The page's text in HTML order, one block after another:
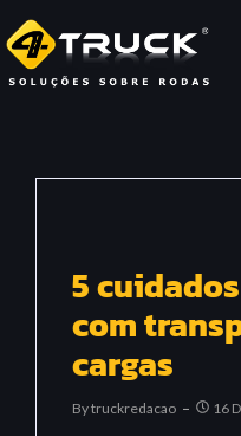
5
com
cargas
ByTruckredacao 16